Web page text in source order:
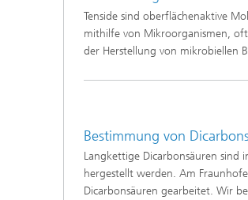
Biobasierte Polymere und Additive
Mikrobielle Katalyse
Tenside sind oberflächenaktive
mithilfe von Mikroorganismen,
der Herstellung von mikrobiellen
Bestimmung von
Langkettige Dicarbonsäuren sind
hergestellt werden. Am
Dicarbonsäuren gearbeitet. Wir